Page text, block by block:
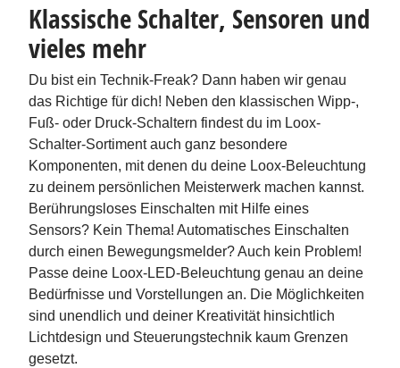
Klassische Schalter, Sensoren und
vieles mehr
Du bist ein Technik-Freak? Dann haben wir genau
das Richtige für dich! Neben den klassischen Wipp-,
Fuß- oder Druck-Schaltern findest du im Loox-
Schalter-Sortiment auch ganz besondere
Komponenten, mit denen du deine Loox-Beleuchtung
zu deinem persönlichen Meisterwerk machen kannst.
Berührungsloses Einschalten mit Hilfe eines
Sensors? Kein Thema! Automatisches Einschalten
durch einen Bewegungsmelder? Auch kein Problem!
Passe deine Loox-LED-Beleuchtung genau an deine
Bedürfnisse und Vorstellungen an. Die Möglichkeiten
sind unendlich und deiner Kreativität hinsichtlich
Lichtdesign und Steuerungstechnik kaum Grenzen
gesetzt.